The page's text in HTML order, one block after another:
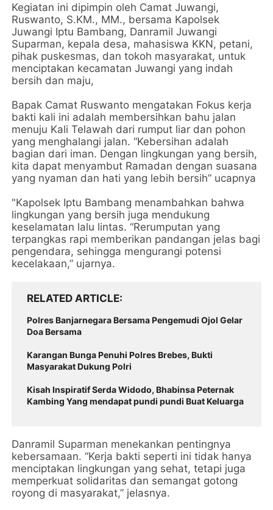
Kegiatan ini dipimpin oleh Camat Juwangi,
Ruswanto, S.KM., MM., bersama Kapolsek
Juwangi Iptu Bambang, Danramil Juwangi
Suparman, kepala desa, mahasiswa KKN, petani,
pihak puskesmas, dan tokoh masyarakat, untuk
menciptakan kecamatan Juwangi yang indah
bersih dan maju,
Bapak Camat Ruswanto mengatakan Fokus kerja
bakti kali ini adalah membersihkan bahu jalan
menuju Kali Telawah dari rumput liar dan pohon
yang menghalangi jalan. “Kebersihan adalah
bagian dari iman. Dengan lingkungan yang bersih,
kita dapat menyambut Ramadan dengan suasana
yang nyaman dan hati yang lebih bersih” ucapnya
"Kapolsek Iptu Bambang menambahkan bahwa
lingkungan yang bersih juga mendukung
keselamatan lalu lintas. “Rerumputan yang
terpangkas rapi memberikan pandangan jelas bagi
pengendara, sehingga mengurangi potensi
kecelakaan,” ujarnya.
RELATED ARTICLE
Polres Banjarnegara Bersama Pengemudi Ojol Gelar
Doa Bersama
Karangan Bunga Penuhi Polres Brebes, Bukti
Masyarakat Dukung Polri
Kisah Inspiratif Serda Widodo, Bhabinsa Peternak
Kambing Yang mendapat pundi pundi Buat Keluarga
Danramil Suparman menekankan pentingnya
kebersamaan. “Kerja bakti seperti ini tidak hanya
menciptakan lingkungan yang sehat, tetapi juga
memperkuat solidaritas dan semangat gotong
royong di masyarakat,” jelasnya.